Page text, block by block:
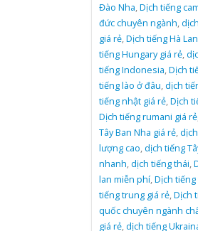
Đào Nha,Dịch tiếng
đức chuyên ngành,
giá rẻ,Dịch tiếng Hà Lan
tiếng Hungary giá rẻ,
tiếng Indonesia,Dịch
tiếng lào ở đâu,dịch
tiếng nhật giá rẻ,Dịch
Dịch tiếng rumani giá rẻ
Tây Ban Nha giá rẻ,
lượng cao,dịch tiếng
nhanh,dịch tiếng thái,
lan miễn phí,Dịch
tiếng trung giá rẻ,Dịch
quốc chuyên ngành
giá rẻ,dịch tiếng